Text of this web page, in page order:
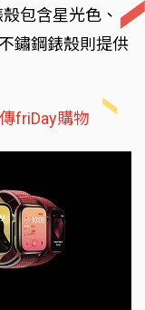
包含星光色、
鏽鋼錶殼則提供
friDay購物